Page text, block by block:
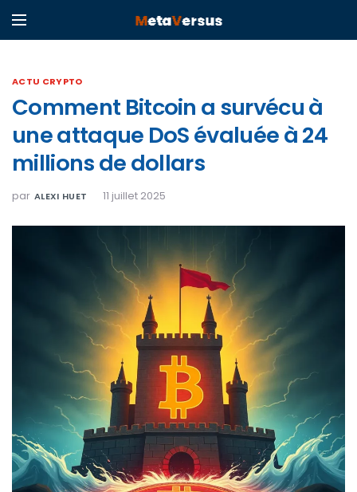
ACTU CRYPTO
Comment Bitcoin a survécu à
une attaque DoS évaluée à 24
millions de dollars
par ALEXI HUET 11 juillet 2025